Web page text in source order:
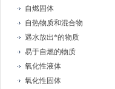
自燃固体
自热物质和混合物
遇水放出*的物质
易于自燃的物质
氧化性液体
氧化性固体